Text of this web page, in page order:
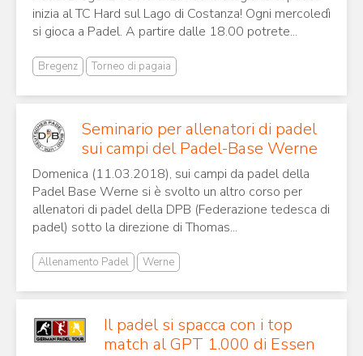
inizia al TC Hard sul Lago di Costanza! Ogni mercoledì
si gioca a Padel. A partire dalle 18.00 potrete...
Bregenz Torneo di pagaia
Seminario per allenatori di padel
sui campi del Padel-Base Werne
Domenica (11.03.2018), sui campi da padel della
Padel Base Werne si è svolto un altro corso per
allenatori di padel della DPB (Federazione tedesca di
padel) sotto la direzione di Thomas...
Allenamento Padel Werne
Il padel si spacca con i top
match al GPT 1.000 di Essen